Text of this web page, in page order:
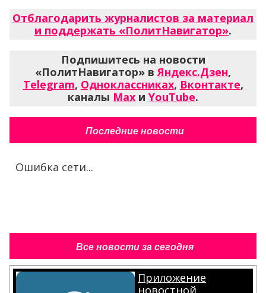
Отблагодарить журналистов за материал
и поддержать «ПолитНавигатор».
Подпишитесь на новости
«ПолитНавигатор» вЯндекс.Дзен,
Telegram, Одноклассниках, Вконтакте,
каналы Max и YouTube.
Последние новости
Ошибка сети...
Все новости за сегодня
Приложение
новостной